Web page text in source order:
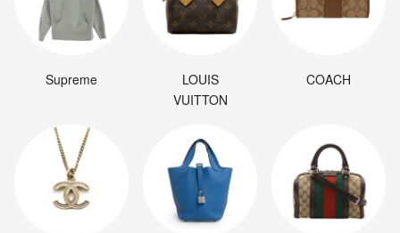
Supreme
LOUIS
VUITTON
COACH